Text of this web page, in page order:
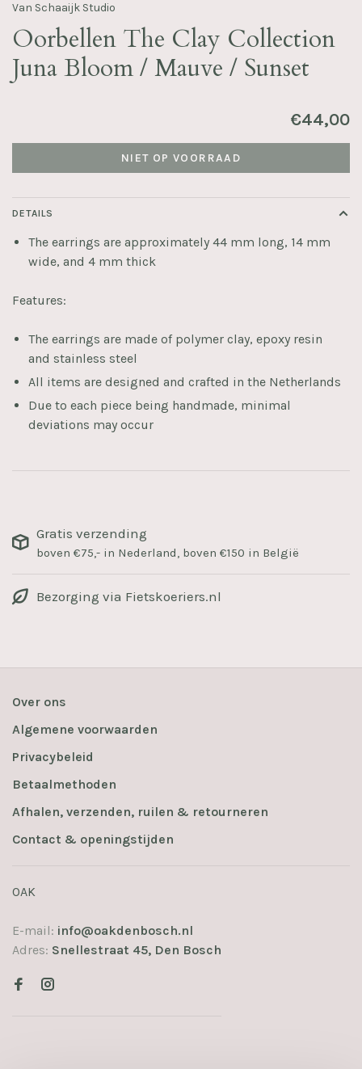
Van Schaaijk Studio
Oorbellen The Clay Collection
Juna Bloom / Mauve / Sunset
€44,00
NIET OP VOORRAAD
DETAILS
The earrings are approximately 44 mm long, 14 mm
wide, and 4 mm thick
Features:
The earrings are made of polymer clay, epoxy resin
and stainless steel
All items are designed and crafted in the Netherlands
Due to each piece being handmade, minimal
deviations may occur
Gratis verzending
boven €75,- in Nederland, boven €150 in België
Bezorging via Fietskoeriers.nl
Over ons
Algemene voorwaarden
Privacybeleid
Betaalmethoden
Afhalen, verzenden, ruilen & retourneren
Contact & openingstijden
OAK
E-mail: info@oakdenbosch.nl
Adres: Snellestraat 45, Den Bosch